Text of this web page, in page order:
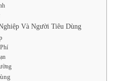
Và Người Tiêu Dùng